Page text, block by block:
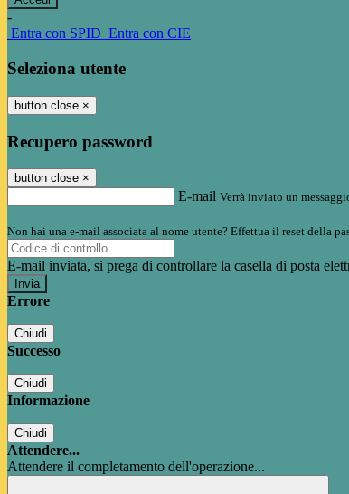
-
Entra con SPID Entra con CIE
Seleziona utente
button close ×
Recupero password
button close ×
E-mail Verrà inviato un
Non hai una e-mail associata al nome utente? Effettua il reset della
E-mail inviata, si prega di controllare la casella di posta
Errore
Chiudi
Successo
Chiudi
Informazione
Chiudi
Attendere...
Attendere il completamento dell'operazione...